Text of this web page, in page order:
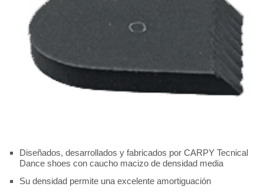
Diseñados, desarrollados y fabricados por CARPY Tecnical
Dance shoes con caucho macizo de densidad media
Su densidad permite una excelente amortiguación